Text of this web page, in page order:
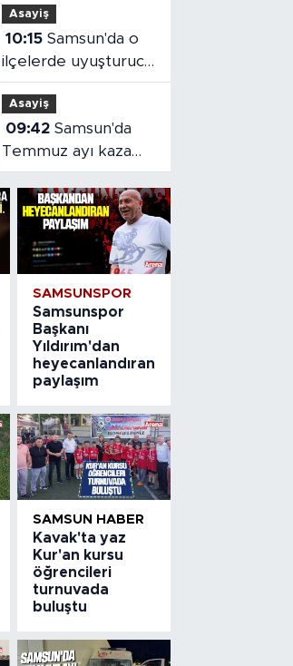
turnuvada buluştu
Asayiş
10:15 Samsun'da o
ilçelerde uyuşturucu
operasyonu
Asayiş
09:42 Samsun'da
Temmuz ayı kaza
bilançosu
SAMSUNSPOR
Samsunspor
Başkanı
Yıldırım'dan
heyecanlandıran
paylaşım
SAMSUN HABER
Kavak'ta yaz
Kur'an kursu
öğrencileri
turnuvada
buluştu